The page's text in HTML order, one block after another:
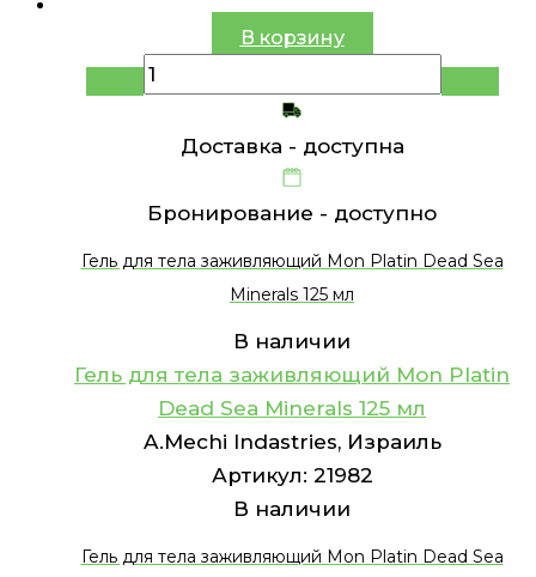
В корзину
Доставка - доступна
Бронирование - доступно
Гель для тела заживляющий Mon Platin Dead Sea
Minerals 125 мл
В наличии
Гель для тела заживляющий Mon Platin
Dead Sea Minerals 125 мл
A.Mechi Indastries, Израиль
Артикул: 21982
В наличии
Гель для тела заживляющий Mon Platin Dead Sea